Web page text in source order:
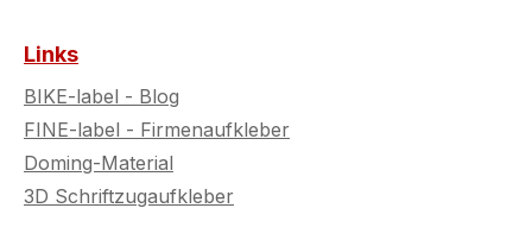
Links
BIKE-label - Blog
FINE-label - Firmenaufkleber
Doming-Material
3D Schriftzugaufkleber